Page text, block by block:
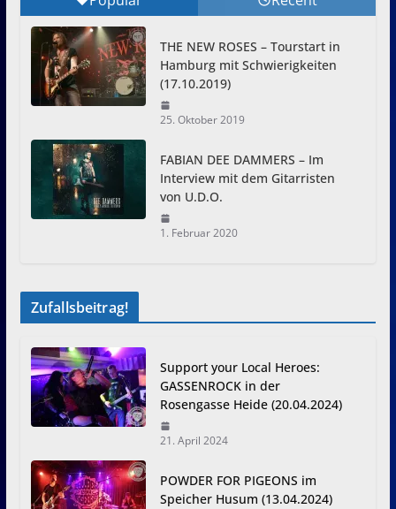
THE NEW ROSES – Tourstart in
Hamburg mit Schwierigkeiten
(17.10.2019)
25. Oktober 2019
FABIAN DEE DAMMERS – Im
Interview mit dem Gitarristen
von U.D.O.
1. Februar 2020
Zufallsbeitrag!
Support your Local Heroes:
GASSENROCK in der
Rosengasse Heide (20.04.2024)
21. April 2024
POWDER FOR PIGEONS im
Speicher Husum (13.04.2024)